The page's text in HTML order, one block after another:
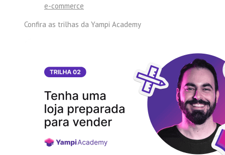
e-commerce
Confira as trilhas da Yampi Academy